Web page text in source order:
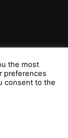
the most
preferences
consent to the